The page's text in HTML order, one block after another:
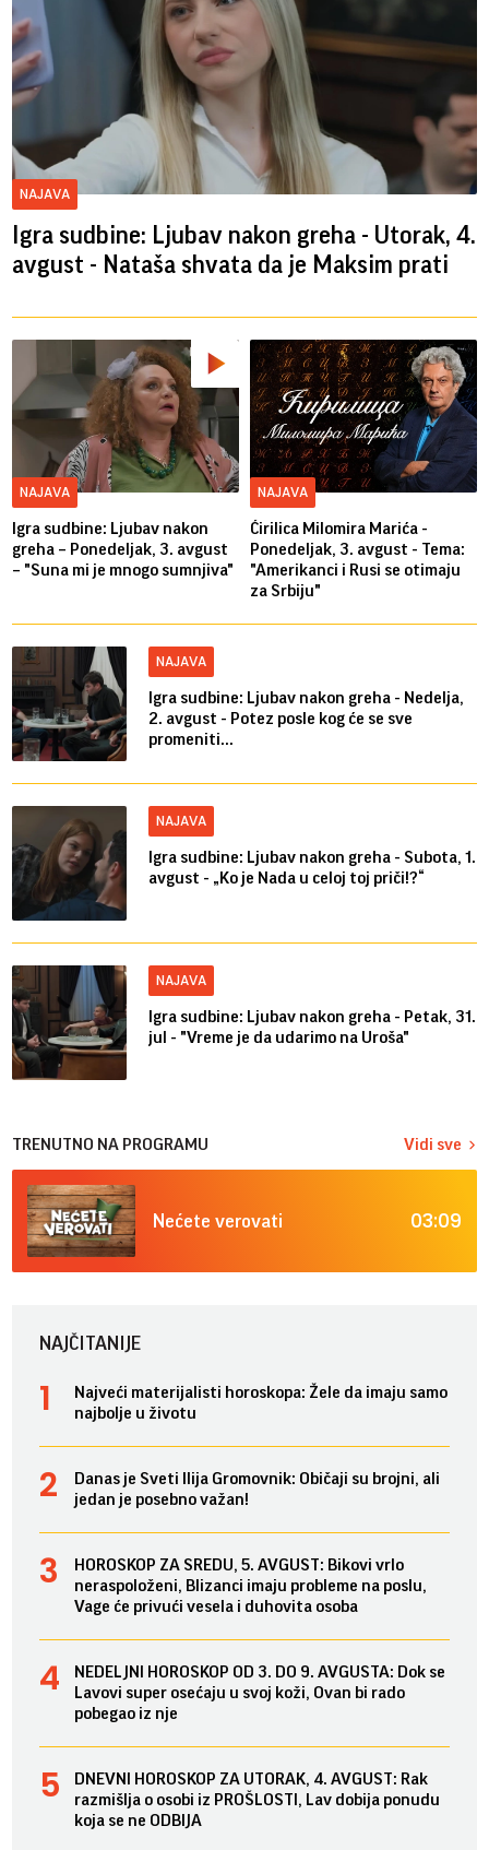
NAJAVA
Igra sudbine: Ljubav nakon greha - Utorak, 4.
avgust - Nataša shvata da je Maksim prati
NAJAVA
Igra sudbine: Ljubav nakon
greha – Ponedeljak, 3. avgust
– "Suna mi je mnogo sumnjiva"
NAJAVA
Ćirilica Milomira Marića -
Ponedeljak, 3. avgust - Tema:
"Amerikanci i Rusi se otimaju
za Srbiju"
NAJAVA
Igra sudbine: Ljubav nakon greha - Nedelja,
2. avgust - Potez posle kog će se sve
promeniti...
NAJAVA
Igra sudbine: Ljubav nakon greha - Subota, 1.
avgust - „Ko je Nada u celoj toj priči!?“
NAJAVA
Igra sudbine: Ljubav nakon greha - Petak, 31.
jul - "Vreme je da udarimo na Uroša"
TRENUTNO NA PROGRAMU Vidi sve
Nećete verovati 03:09
NAJČITANIJE
Najveći materijalisti horoskopa: Žele da imaju samo
najbolje u životu
Danas je Sveti Ilija Gromovnik: Običaji su brojni, ali
jedan je posebno važan!
HOROSKOP ZA SREDU, 5. AVGUST: Bikovi vrlo
neraspoloženi, Blizanci imaju probleme na poslu,
Vage će privući vesela i duhovita osoba
NEDELJNI HOROSKOP OD 3. DO 9. AVGUSTA: Dok se
Lavovi super osećaju u svoj koži, Ovan bi rado
pobegao iz nje
DNEVNI HOROSKOP ZA UTORAK, 4. AVGUST: Rak
razmišlja o osobi iz PROŠLOSTI, Lav dobija ponudu
koja se ne ODBIJA